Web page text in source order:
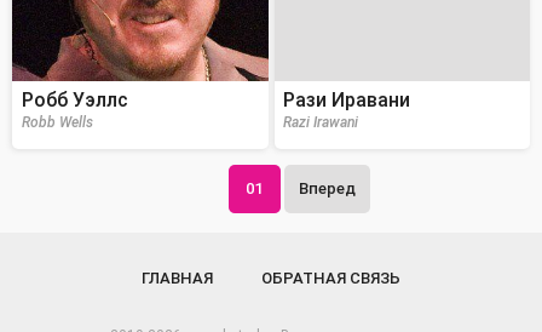
Робб Уэллс
Robb Wells
Рази Иравани
Razi Irawani
01 Вперед
ГЛАВНАЯ ОБРАТНАЯ СВЯЗЬ